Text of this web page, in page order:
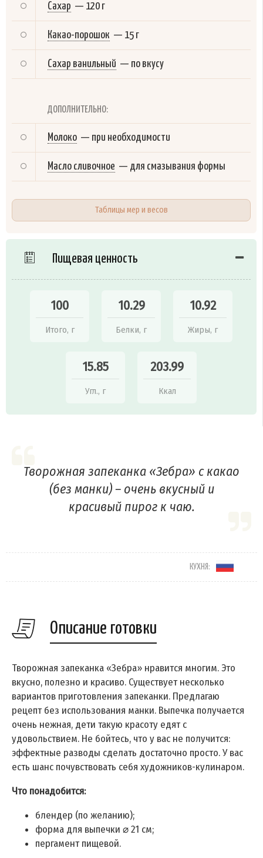
Сахар — 120 г
Какао-порошок — 15 г
Сахар ванильный — по вкусу
ДОПОЛНИТЕЛЬНО:
Молоко — при необходимости
Масло сливочное — для смазывания формы
Таблицы мер и весов
Пищевая ценность
100
Итого, г
10.29
Белки, г
10.92
Жиры, г
15.85
Угл., г
203.99
Ккал
Творожная запеканка «Зебра» с какао
(без манки) – очень вкусный и
красивый пирог к чаю.
КУХНЯ:
Описание готовки
Творожная запеканка «Зебра» нравится многим. Это
вкусно, полезно и красиво. Существует несколько
вариантов приготовления запеканки. Предлагаю
рецепт без использования манки. Выпечка получается
очень нежная, дети такую красоту едят с
удовольствием. Не бойтесь, что у вас не получится:
эффектные разводы сделать достаточно просто. У вас
есть шанс почувствовать себя художников-кулинаром.
Что понадобится:
блендер (по желанию);
форма для выпечки ⌀ 21 см;
пергамент пищевой.